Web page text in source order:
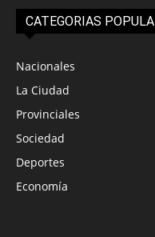
CATEGORIAS
Nacionales
La Ciudad
Provinciales
Sociedad
Deportes
Economía